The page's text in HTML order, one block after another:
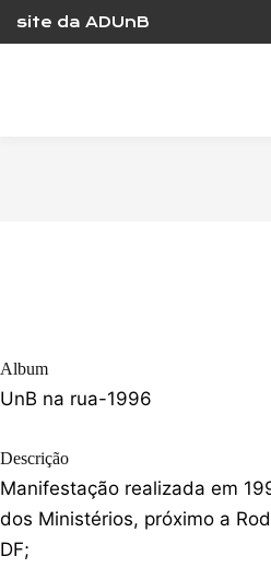
content
site da ADUnB
Album
UnB na rua-1996
Descrição
Manifestação realizada em
dos Ministérios, próximo a
DF;